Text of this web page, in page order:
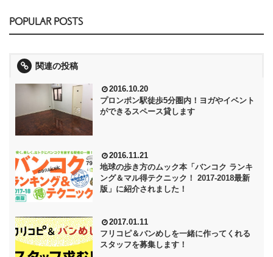
POPULAR POSTS
関連の投稿
2016.10.20
プロンポン駅徒歩5分圏内！ヨガやイベント
ができるスペース貸します
2016.11.21
地球の歩き方のムック本「バンコク ランキ
ング＆マル得テクニック！ 2017-2018最新
版」に紹介されました！
2017.01.11
フリコピ＆バンめしを一緒に作ってくれる
スタッフを募集します！